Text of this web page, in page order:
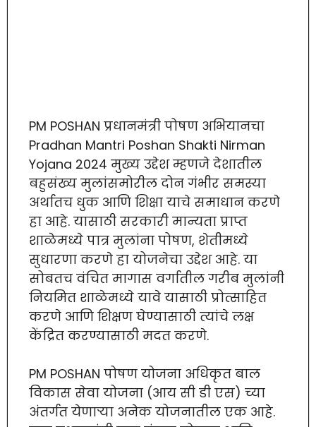
PM POSHAN प्रधानमंत्री पोषण अभियानचा
Pradhan Mantri Poshan Shakti Nirman
Yojana 2024 मुख्य उद्देश म्हणजे देशातील
बहुसंख्य मुलांसमोरील दोन गंभीर समस्या
अर्थातच धुक आणि शिक्षा याचे समाधान करणे
हा आहे. यासाठी सरकारी मान्यता प्राप्त
शाळेमध्ये पात्र मुलांना पोषण, शेतीमध्ये
सुधारणा करणे हा योजनेचा उद्देश आहे. या
सोबतच वंचित मागास वर्गातील गरीब मुलांनी
नियमित शाळेमध्ये यावे यासाठी प्रोत्साहित
करणे आणि शिक्षण घेण्यासाठी त्यांचे लक्ष
केंद्रित करण्यासाठी मदत करणे.
PM POSHAN पोषण योजना अधिकृत बाल
विकास सेवा योजना (आय सी डी एस) च्या
अंतर्गत येणाऱ्या अनेक योजनातील एक आहे.